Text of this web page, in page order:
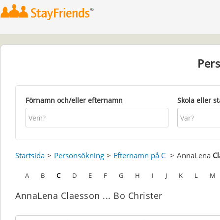
Förnamn och/eller efternamn Skola eller
Startsida Personsökning Efternamn på C AnnaLena
A B C D E F G H I J K L M
AnnaLena Claesson ... Bo Christer